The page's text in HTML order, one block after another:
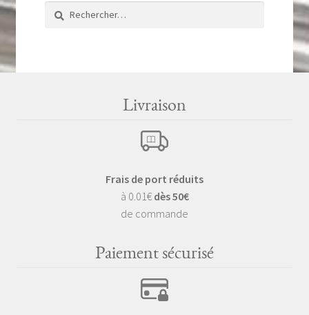
Livraison
Frais de port réduits
à 0.01€ dès 50€
de commande
Paiement sécurisé